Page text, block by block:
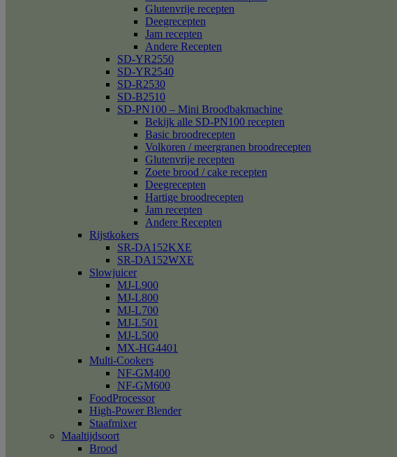
Glutenvrije recepten
Deegrecepten
Jam recepten
Andere Recepten
SD-YR2550
SD-YR2540
SD-R2530
SD-B2510
SD-PN100 – Mini Broodbakmachine
Bekijk alle SD-PN100 recepten
Basic broodrecepten
Volkoren / meergranen broodrecepten
Glutenvrije recepten
Zoete brood / cake recepten
Deegrecepten
Hartige broodrecepten
Jam recepten
Andere Recepten
Rijstkokers
SR-DA152KXE
SR-DA152WXE
Slowjuicer
MJ-L900
MJ-L800
MJ-L700
MJ-L501
MJ-L500
MX-HG4401
Multi-Cookers
NF-GM400
NF-GM600
FoodProcessor
High-Power Blender
Staafmixer
Maaltijdsoort
Brood